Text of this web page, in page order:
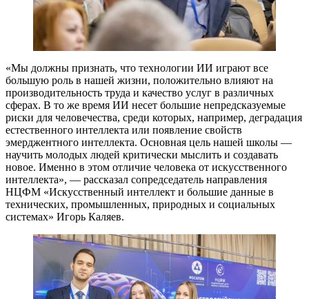
«Мы должны признать, что технологии ИИ играют все
большую роль в нашей жизни, положительно влияют на
производительность труда и качество услуг в различных
сферах. В то же время ИИ несет большие непредсказуемые
риски для человечества, среди которых, например, деградация
естественного интеллекта или появление свойств
эмерджентного интеллекта. Основная цель нашей школы —
научить молодых людей критически мыслить и создавать
новое. Именно в этом отличие человека от искусственного
интеллекта», — рассказал сопредседатель направления
НЦФМ «Искусственный интеллект и большие данные в
технических, промышленных, природных и социальных
системах» Игорь Каляев.